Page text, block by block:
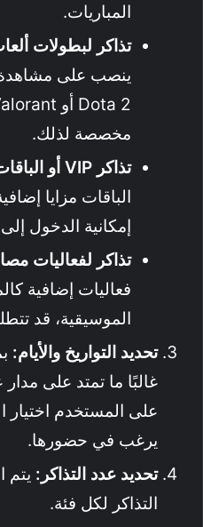
المباريات.
تذاكر لبطولات
ينصب على مشاهدة
مخصصة لذلك.
تذاكر VIP أو الباقات المميزة:
الباقات مزايا
إمكانية الدخول
تذاكر لفعاليات
فعاليات إضافية
الموسيقية، قد
تحديد التواريخ والأيام:
غالبًا ما تمتد على
على المستخدم اختيار
يرغب في حضورها.
تحديد عدد التذاكر: يتم
التذاكر لكل فئة.